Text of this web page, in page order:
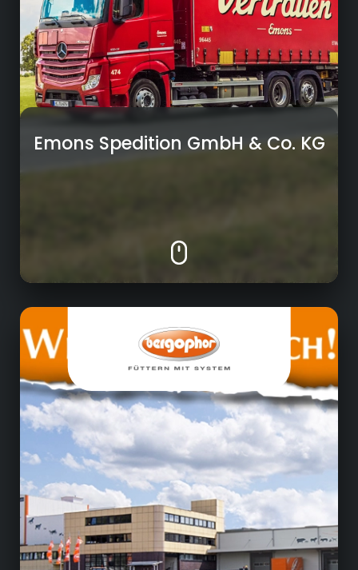
• Zollabwicklung und Unterstützung im
internationalen Warenverkehr
• Individuelle Logistik- und Transportlösungen
für verschiedene Branchen
• Express- und Sonderfahrten für zeitkritische
Sendungen
Emons Spedition GmbH & Co. KG
Futtermittelindustrie
Herstellung von Futtermittel für Rinder,
Schweine, Schafe, Ziegen, Pferde, Hühner und
Haustiere